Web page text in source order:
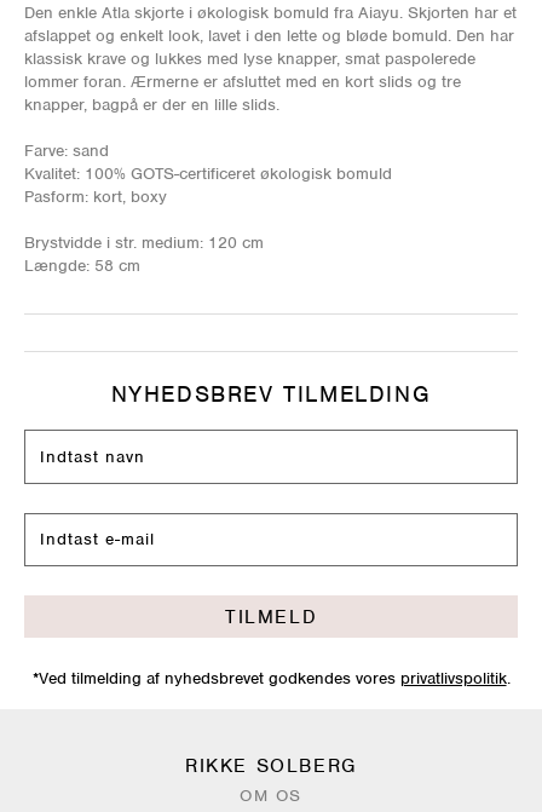
Den enkle Atla skjorte i økologisk bomuld fra Aiayu. Skjorten har et
afslappet og enkelt look, lavet i den lette og bløde bomuld. Den har
klassisk krave og lukkes med lyse knapper, smat paspolerede
lommer foran. Ærmerne er afsluttet med en kort slids og tre
knapper, bagpå er der en lille slids.
Farve: sand
Kvalitet: 100% GOTS-certificeret økologisk bomuld
Pasform: kort, boxy
Brystvidde i str. medium: 120 cm
Længde: 58 cm
NYHEDSBREV TILMELDING
TILMELD
*Ved tilmelding af nyhedsbrevet godkendes vores privatlivspolitik.
RIKKE SOLBERG
OM OS